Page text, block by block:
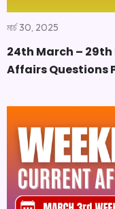
মার্চ 30, 2025
24th March – 29th
Affairs Questions